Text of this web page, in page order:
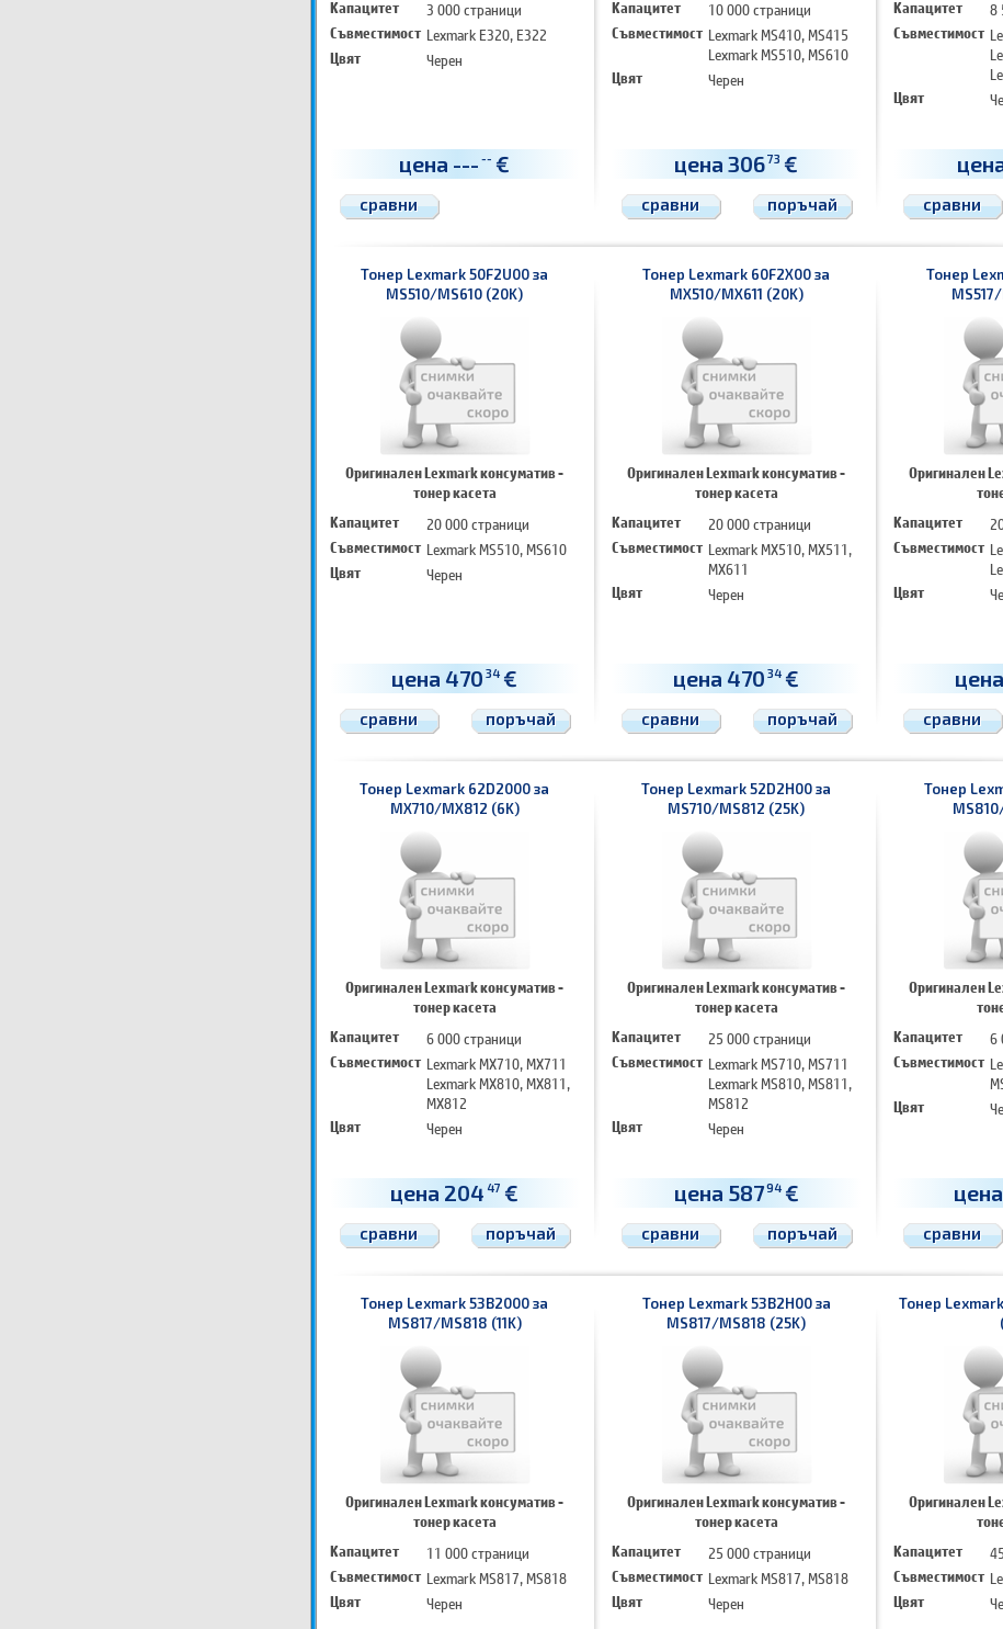
Капацитет
3 000 страници
Съвместимост Lexmark E320, E322
Цвят
Черен
цена --- -- €
сравни
Капацитет
10 000 страници
Съвместимост Lexmark MS410, MS415
Lexmark MS510, MS610
Цвят
Черен
цена 30673 €
сравни поръчай
Капацитет
8
Съвместимост
Цвят
сравни
Тонер Lexmark 50F2U00 за
MS510/MS610 (20K)
Оригинален Lexmark консуматив -
тонер касета
Капацитет
20 000 страници
Съвместимост Lexmark MS510, MS610
Цвят
Черен
цена 470 34 €
сравни поръчай
Тонер Lexmark 60F2X00 за
MX510/MX611 (20K)
Оригинален Lexmark консуматив -
тонер касета
Капацитет
20 000 страници
Съвместимост Lexmark MX510, MX511,
MX611
Цвят
Черен
цена 470 34 €
сравни поръчай
Тонер
Оригинален
Капацитет
Съвместимост
Цвят
сравни
Тонер Lexmark 62D2000 за
MX710/MX812 (6K)
Оригинален Lexmark консуматив -
тонер касета
Капацитет
6 000 страници
Съвместимост Lexmark MX710, MX711
Lexmark MX810, MX811,
MX812
Цвят
Черен
цена 204 47 €
сравни поръчай
Тонер Lexmark 52D2H00 за
MS710/MS812 (25K)
Оригинален Lexmark консуматив -
тонер касета
Капацитет
25 000 страници
Съвместимост Lexmark MS710, MS711
Lexmark MS810, MS811,
MS812
Цвят
Черен
цена 58794 €
сравни поръчай
Тонер
Оригинален
Капацитет
6
Съвместимост
Цвят
сравни
Тонер Lexmark 53B2000 за
MS817/MS818 (11K)
Оригинален Lexmark консуматив -
тонер касета
Капацитет
11 000 страници
Съвместимост Lexmark MS817, MS818
Цвят
Черен
Тонер Lexmark 53B2H00 за
MS817/MS818 (25K)
Оригинален Lexmark консуматив -
тонер касета
Капацитет
25 000 страници
Съвместимост Lexmark MS817, MS818
Цвят
Черен
Тонер
Оригинален
Капацитет
Съвместимост
Цвят